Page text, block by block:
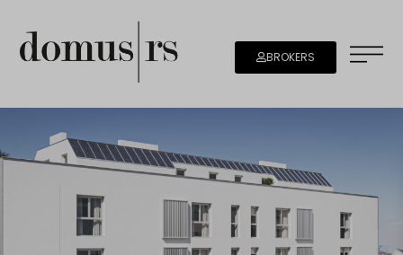
BROKERS